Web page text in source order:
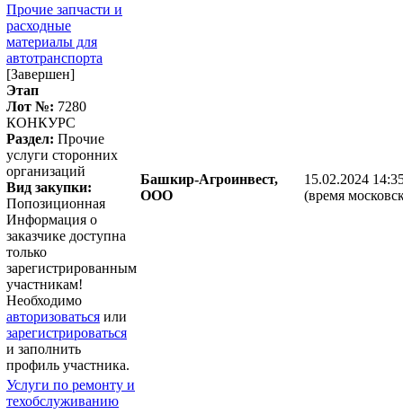
Прочие запчасти и
расходные
материалы для
автотранспорта
[Завершен]
Этап
Лот №: 7280
КОНКУРС
Раздел: Прочие
услуги сторонних
организаций
Вид закупки:
Попозиционная
Информация о
заказчике доступна
только
зарегистрированным
участникам!
Необходимо
авторизоваться или
зарегистрироваться
и заполнить
профиль участника.
Башкир-Агроинвест,
ООО
15.02.2024
(время
Услуги по ремонту и
техобслуживанию